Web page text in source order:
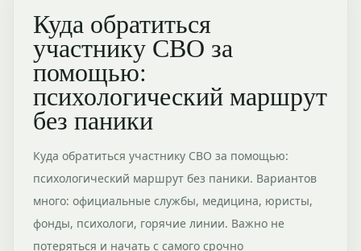
Куда обратиться
участнику СВО за
помощью:
психологический маршрут
без паники
Куда обратиться участнику СВО за помощью:
психологический маршрут без паники. Вариантов
много: официальные службы, медицина, юристы,
фонды, психологи, горячие линии. Важно не
потеряться и начать с самого срочно